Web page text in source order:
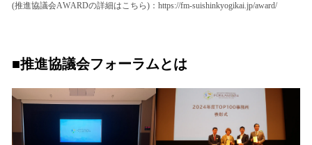
(推進協議会AWARDの詳細はこちら)：https://fm-suishinkyogikai.jp/award/
■推進協議会フォーラムとは